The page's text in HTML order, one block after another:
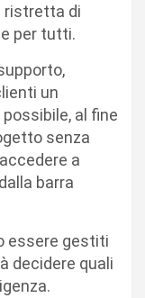
ristretta di
per tutti.
un
al fine
senza
a
barra
essere gestiti
decidere quali